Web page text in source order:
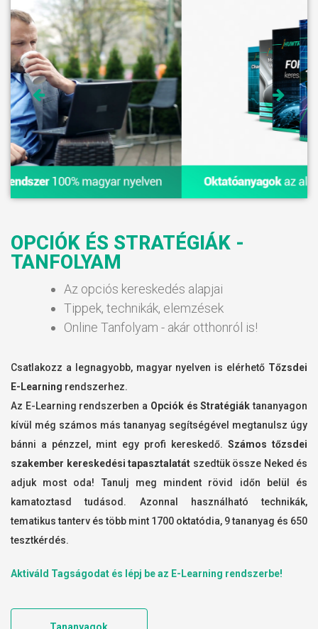
OPCIÓK ÉS STRATÉGIÁK -
TANFOLYAM
Az opciós kereskedés alapjai
Tippek, technikák, elemzések
Online Tanfolyam - akár otthonról is!
Csatlakozz a legnagyobb, magyar nyelven is elérhető Tőzsdei
E-Learning rendszerhez.
Az E-Learning rendszerben a Opciók és Stratégiáktananyagon
kívül még számos más tananyag segítségével megtanulsz úgy
bánni a pénzzel, mint egy profi kereskedő. Számos tőzsdei
szakember kereskedési tapasztalatát szedtük össze Neked és
adjuk most oda! Tanulj meg mindent rövid időn belül és
kamatoztasd tudásod. Azonnal használható technikák,
tematikus tanterv és több mint 1700 oktatódia, 9 tananyag és 650
tesztkérdés.
Aktiváld Tagságodat és lépj be az E-Learning rendszerbe!